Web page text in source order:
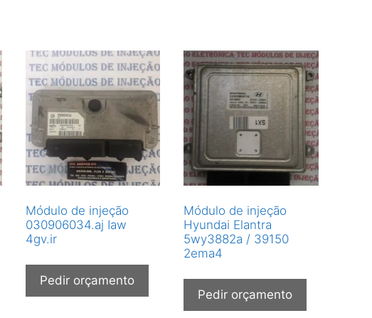
Módulo de injeção
030906034.aj Iaw
4gv.ir
Pedir orçamento
Módulo de injeção
Hyundai Elantra
5wy3882a / 39150
2ema4
Pedir orçamento